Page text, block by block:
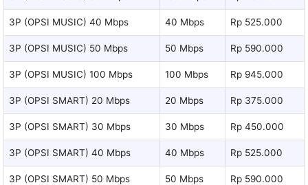
3P (OPSI MUSIC) 40 Mbps 40 Mbps Rp 525.000
3P (OPSI MUSIC) 50 Mbps 50 Mbps Rp 590.000
3P (OPSI MUSIC) 100 Mbps 100 Mbps Rp 945.000
3P (OPSI SMART) 20 Mbps 20 Mbps Rp 375.000
3P (OPSI SMART) 30 Mbps 30 Mbps Rp 450.000
3P (OPSI SMART) 40 Mbps 40 Mbps Rp 525.000
3P (OPSI SMART) 50 Mbps 50 Mbps Rp 590.000